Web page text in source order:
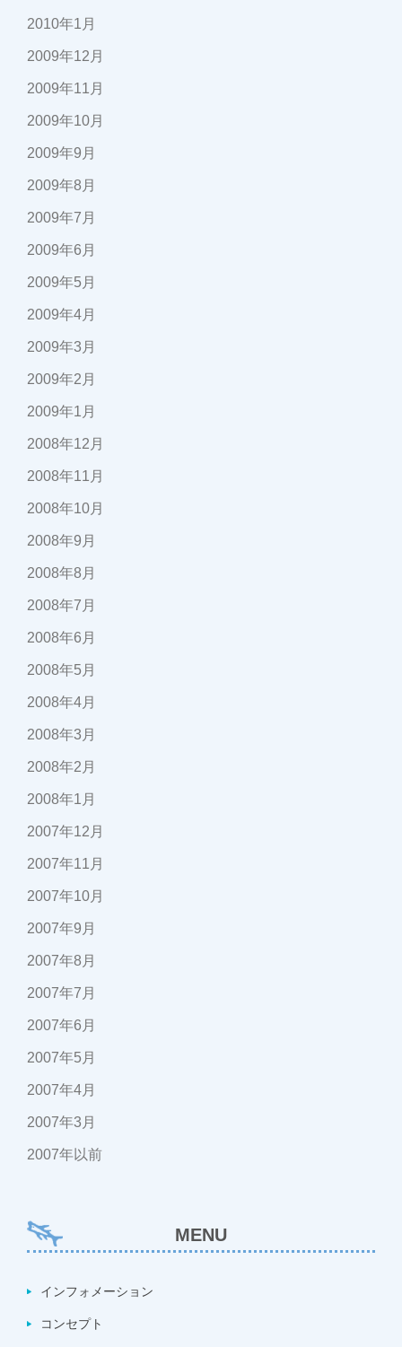
2010年1月
2009年12月
2009年11月
2009年10月
2009年9月
2009年8月
2009年7月
2009年6月
2009年5月
2009年4月
2009年3月
2009年2月
2009年1月
2008年12月
2008年11月
2008年10月
2008年9月
2008年8月
2008年7月
2008年6月
2008年5月
2008年4月
2008年3月
2008年2月
2008年1月
2007年12月
2007年11月
2007年10月
2007年9月
2007年8月
2007年7月
2007年6月
2007年5月
2007年4月
2007年3月
2007年以前
MENU
インフォメーション
コンセプト